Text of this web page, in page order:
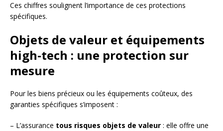
Ces chiffres soulignent l’importance de ces protections
spécifiques.
Objets de valeur et équipements
high-tech : une protection sur
mesure
Pour les biens précieux ou les équipements coûteux, des
garanties spécifiques s’imposent :
– L’assurance tous risques objets de valeur : elle offre une